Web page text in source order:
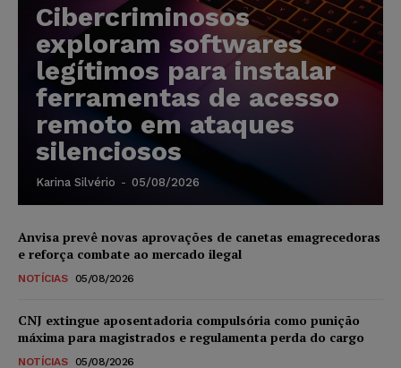
Cibercriminosos
exploram softwares
legítimos para instalar
ferramentas de acesso
remoto em ataques
silenciosos
Karina Silvério - 05/08/2026
Anvisa prevê novas aprovações de canetas emagrecedoras
e reforça combate ao mercado ilegal
NOTÍCIAS 05/08/2026
CNJ extingue aposentadoria compulsória como punição
máxima para magistrados e regulamenta perda do cargo
NOTÍCIAS 05/08/2026